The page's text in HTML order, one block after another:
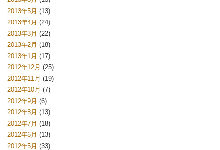
2013年5月 (13)
2013年4月 (24)
2013年3月 (22)
2013年2月 (18)
2013年1月 (17)
2012年12月 (25)
2012年11月 (19)
2012年10月 (7)
2012年9月 (6)
2012年8月 (13)
2012年7月 (18)
2012年6月 (13)
2012年5月 (33)